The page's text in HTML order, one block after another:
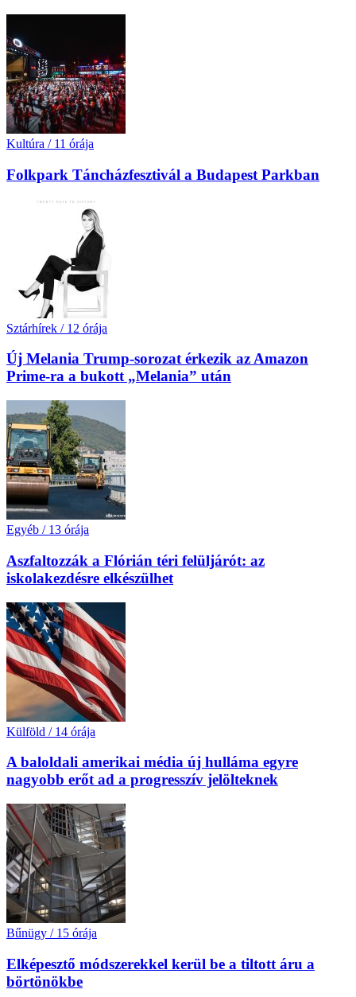
Kultúra / 11 órája
Folkpark Táncházfesztivál a Budapest Parkban
Sztárhírek / 12 órája
Új Melania Trump-sorozat érkezik az Amazon
Prime-ra a bukott „Melania” után
Egyéb / 13 órája
Aszfaltozzák a Flórián téri felüljárót: az
iskolakezdésre elkészülhet
Külföld / 14 órája
A baloldali amerikai média új hulláma egyre
nagyobb erőt ad a progresszív jelölteknek
Bűnügy / 15 órája
Elképesztő módszerekkel kerül be a tiltott áru a
börtönökbe